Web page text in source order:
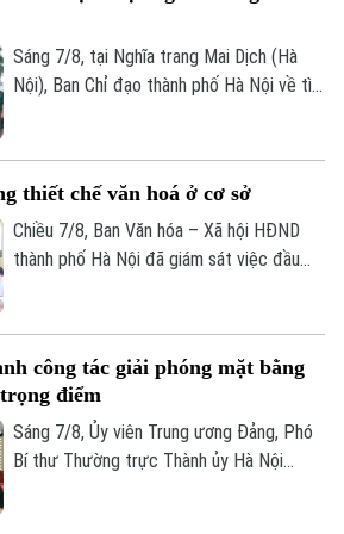
Sáng 7/8, tại Nghĩa trang Mai Dịch (Hà
Nội), Ban Chỉ đạo thành phố Hà Nội về tìm
khai công tác lấy mẫu hài cốt liệt sĩ chưa
xác định được thông tin để phục vụ giám
định ADN.
thiết chế văn hoá ở cơ sở
Chiều 7/8, Ban Văn hóa – Xã hội HĐND
thành phố Hà Nội đã giám sát việc đầu
công tác giải phóng mặt bằng
điểm
Sáng 7/8, Ủy viên Trung ương Đảng, Phó
Bí thư Thường trực Thành ủy Hà Nội